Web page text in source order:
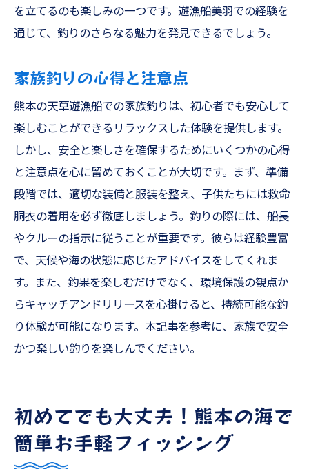
を立てるのも楽しみの一つです。遊漁船美羽での経験を
通じて、釣りのさらなる魅力を発見できるでしょう。
家族釣りの心得と注意点
熊本の天草遊漁船での家族釣りは、初心者でも安心して
楽しむことができるリラックスした体験を提供します。
しかし、安全と楽しさを確保するためにいくつかの心得
と注意点を心に留めておくことが大切です。まず、準備
段階では、適切な装備と服装を整え、子供たちには救命
胴衣の着用を必ず徹底しましょう。釣りの際には、船長
やクルーの指示に従うことが重要です。彼らは経験豊富
で、天候や海の状態に応じたアドバイスをしてくれま
す。また、釣果を楽しむだけでなく、環境保護の観点か
らキャッチアンドリリースを心掛けると、持続可能な釣
り体験が可能になります。本記事を参考に、家族で安全
かつ楽しい釣りを楽しんでください。
初めてでも大丈夫！熊本の海で
簡単お手軽フィッシング